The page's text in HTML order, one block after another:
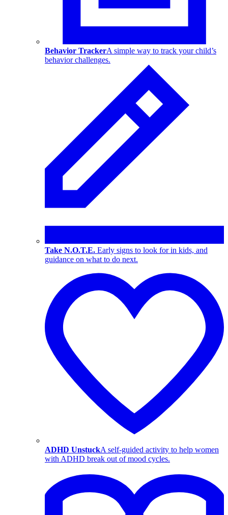
Behavior TrackerA simple way to track your child’s
behavior challenges.
Take N.O.T.E. Early signs to look for in kids, and
guidance on what to do next.
ADHD UnstuckA self-guided activity to help women
with ADHD break out of mood cycles.